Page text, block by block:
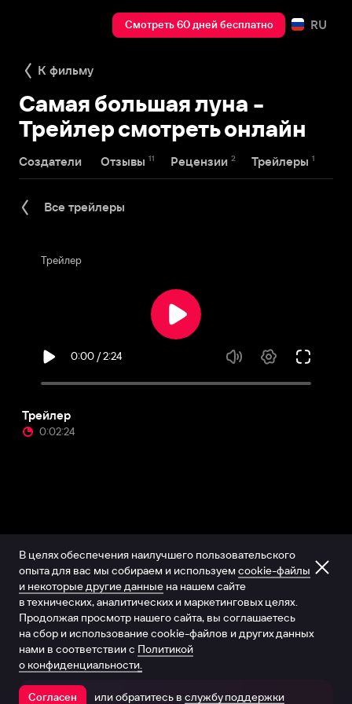
Смотреть 60 дней бесплатно RU
К фильму
Самая большая луна -
Трейлер смотреть онлайн
Создатели Отзывы 11 Рецензии 2 Трейлеры 1
Все трейлеры
Трейлер
0:02:24
Открыть в приложении
В целях обеспечения наилучшего пользовательского
опыта для вас мы собираем и используем cookie-файлы
и некоторые другие данные на нашем сайте
в технических, аналитических и маркетинговых целях.
Продолжая просмотр нашего сайта, вы соглашаетесь
на сбор и использование cookie-файлов и других данных
нами в соответствии с Политикой
о конфиденциальности.
Согласен или обратитесь в службу поддержки